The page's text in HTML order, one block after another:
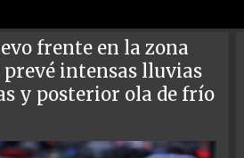
frente en la zona
intensas lluvias
y posterior ola de frío